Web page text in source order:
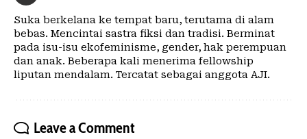
Suka berkelana ke tempat baru, terutama di alam
bebas. Mencintai sastra fiksi dan tradisi. Berminat
pada isu-isu ekofeminisme, gender, hak perempuan
dan anak. Beberapa kali menerima fellowship
liputan mendalam. Tercatat sebagai anggota AJI.
Leave a Comment